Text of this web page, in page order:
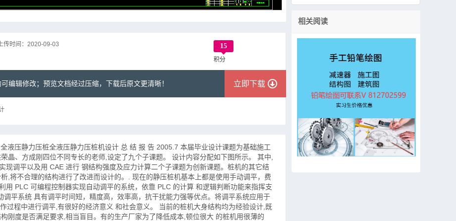
上传时间： 2020-09-03 15
积分
编辑修改；预览文档经过压缩，下载后原文更清晰！ 立即下载
液压静力压桩全液压静力压桩机设计 总 结 报 告 2005.7 本届毕业设计课题为基础施工
晶、方成刚四位不同专长的老师,设定了九个子课题。 设计内容分配如下图所示。 其中,
现调平以及用 CAE 进行 钢结构强度及应力计算二个子课题为创新课题。桩机的其它结
,将不合理的结构进行了改进而设计的。. 现在的静压桩机基本上都是使用手动调平，费
用 PLC 可编程控制器实现自动调平的系统，依靠 PLC 的计算 和逻辑判断功能来指挥支
调平系统 具有调平时间短，精度高，效率高，抗干扰能力强等优点。将调平系统应用于
过程中进行调平,有很好的经济意义 和社会意义。 当前的桩机大身结构均为经验设计,既
刚度是否满足要求,相当盲目。有的生产厂家为了降低成本,顿位很大 的桩机用很薄的
相关阅读